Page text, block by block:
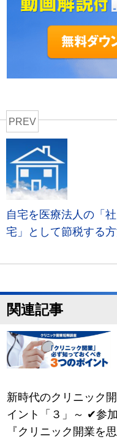
PREV
自宅を医療法人の「社
宅」として節税する
関連記事
新時代のクリニック
イント「３」～ ✔参
『クリニック開業を